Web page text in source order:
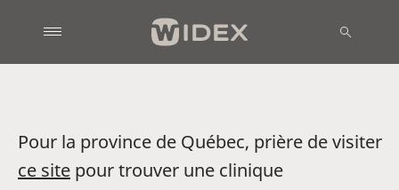
Pour la province de Québec, prière de visiter
ce site pour trouver une clinique